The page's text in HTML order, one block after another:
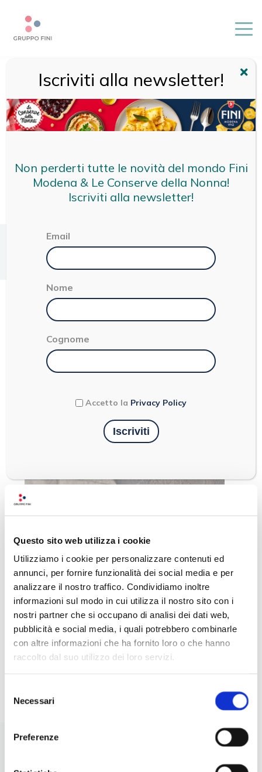
Questo sito web utilizza i cookie
Utilizziamo i cookie per personalizzare contenuti ed
annunci, per fornire funzionalità dei social media e per
analizzare il nostro traffico. Condividiamo inoltre
informazioni sul modo in cui utilizza il nostro sito con i
nostri partner che si occupano di analisi dei dati web,
pubblicità e social media, i quali potrebbero combinarle
con altre informazioni che ha fornito loro o che hanno
raccolto dal suo utilizzo dei loro servizi.
delNecessari
Preferenze
/BASILICO
< 1
BASILICO
Ultimi articoli
LEGUMI: IDEE ORIGINALI,
NUTRIENTI E FACILI DA
PREPARARE
LEGGI
Iscriviti alla newsletter!
Non perderti tutte le novità del mondo Fini
Modena & Le Conserve della Nonna!
Iscriviti alla newsletter!
Email
Nome
Cognome
Accetto la Privacy Policy